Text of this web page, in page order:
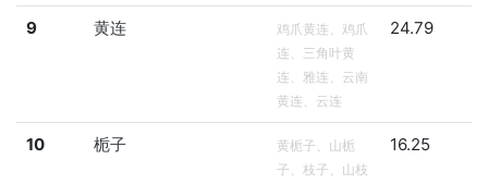
9 黄连
鸡爪黄连、鸡爪
连、三角叶黄
连、雅连、云南
黄连、云连
24.79
10 栀子
黄栀子、山栀
子、枝子、山枝
16.25